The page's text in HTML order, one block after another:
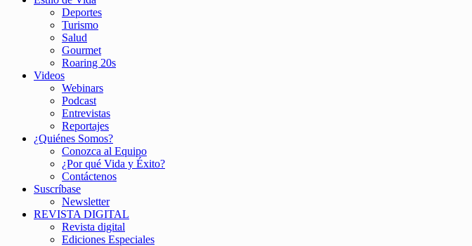
Deportes
Turismo
Salud
Gourmet
Roaring 20s
Videos
Webinars
Podcast
Entrevistas
Reportajes
¿Quiénes Somos?
Conozca al Equipo
¿Por qué Vida y Éxito?
Contáctenos
Suscríbase
Newsletter
REVISTA DIGITAL
Revista digital
Ediciones Especiales